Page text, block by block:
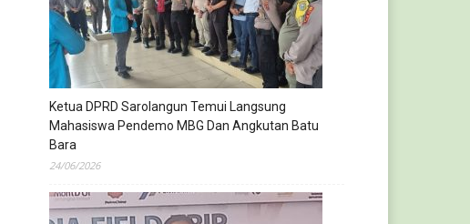
Ketua DPRD Sarolangun Temui Langsung
Mahasiswa Pendemo MBG Dan Angkutan Batu
Bara
24/06/2026